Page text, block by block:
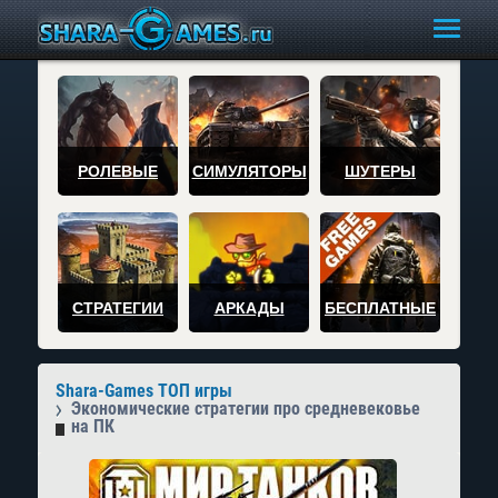
РОЛЕВЫЕ СИМУЛЯТОРЫ ШУТЕРЫ
СТРАТЕГИИ АРКАДЫ БЕСПЛАТНЫЕ
Shara-Games ТОП игры
Экономические стратегии про средневековье
на ПК